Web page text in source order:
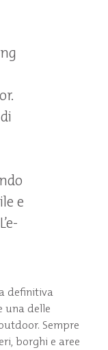
e
definitiva
una delle
Sempre
borghi e aree